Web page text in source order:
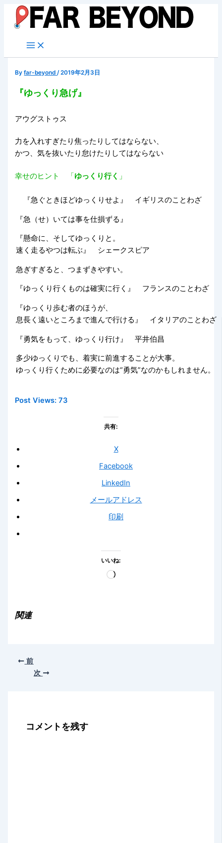
キ
Byfar-beyond/2019年2月3日
『ゆっくり急げ』
アウグストゥス
力を入れすぎたり焦ったりしてはならない、
かつ、気を抜いたり怠けたりしてはならない
幸せのヒント 「ゆっくり行く 」
『急ぐときほどゆっくりせよ』 イギリスのことわざ
『急（せ）いては事を仕損ずる』
『懸命に、そしてゆっくりと。
速く走るやつは転ぶ』 シェークスピア
急ぎすぎると、つまずきやすい。
『ゆっくり行くものは確実に行く』 フランスのことわざ
『ゆっくり歩む者のほうが、
息長く遠いところまで進んで行ける』 イタリアのことわざ
『勇気をもって、ゆっくり行け』 平井伯昌
多少ゆっくりでも、着実に前進することが大事。
ゆっくり行くために必要なのは“勇気”なのかもしれません。
Post Views: 73
共有:
X
Facebook
LinkedIn
メールアドレス
印刷
いいね:
読
関連
前
次
コメントを残す